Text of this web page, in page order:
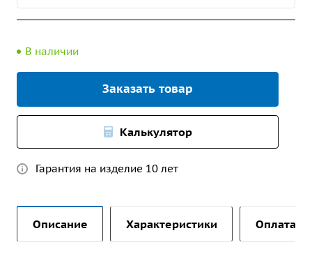
В наличии
Заказать товар
Калькулятор
Гарантия на изделие 10 лет
Описание Характеристики Оплата и